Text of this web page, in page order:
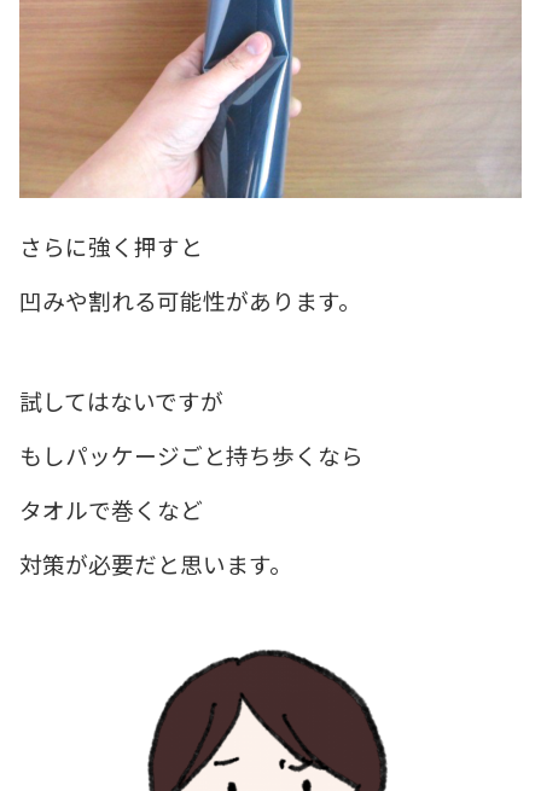
さらに強く押すと
凹みや割れる可能性があります。
試してはないですが
もしパッケージごと持ち歩くなら
タオルで巻くなど
対策が必要だと思います。